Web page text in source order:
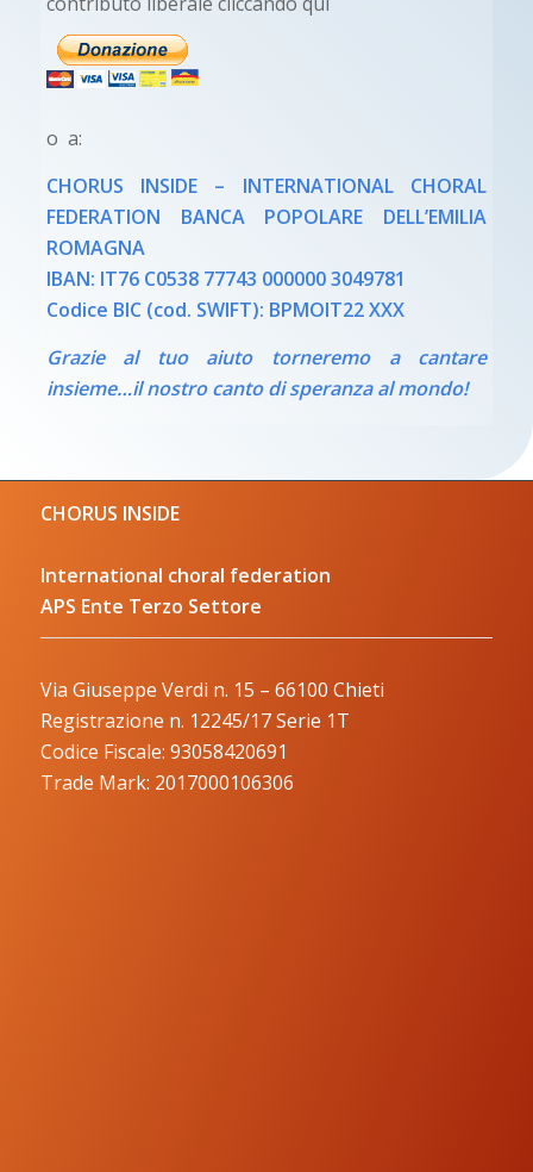
o a:
CHORUS INSIDE – INTERNATIONAL CHORAL
FEDERATION BANCA POPOLARE DELL’EMILIA
ROMAGNA
IBAN: IT76 C0538 77743 000000 3049781
Codice BIC (cod. SWIFT): BPMOIT22 XXX
Grazie al tuo aiuto torneremo a cantare
insieme…il nostro canto di speranza al mondo!
CHORUS INSIDE
International choral federation
APS Ente Terzo Settore
Via Giuseppe Verdi n. 15 – 66100 Chieti
Registrazione n. 12245/17 Serie 1T
Codice Fiscale: 93058420691
Trade Mark: 2017000106306